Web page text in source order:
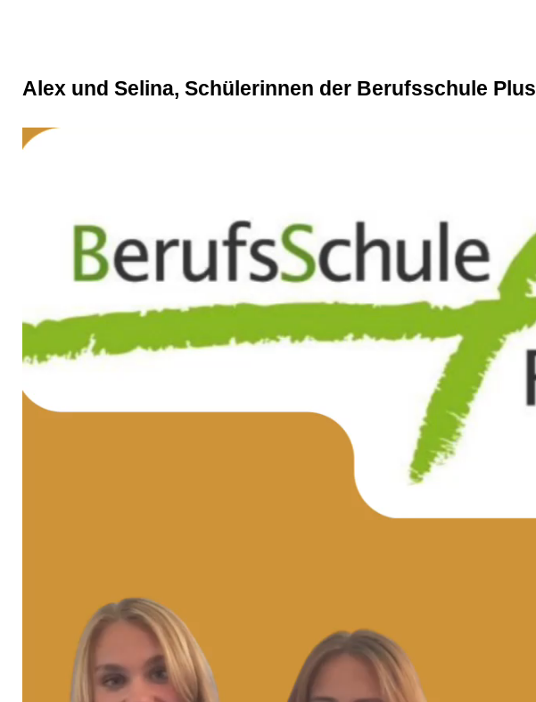
Alex und Selina, Schülerinnen der Berufsschule Plus